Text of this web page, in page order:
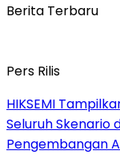
Berita Terbaru
Pers Rilis
HIKSEMI
Seluruh Skenario
Pengembangan